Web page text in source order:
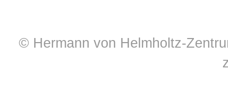
© Hermann von Helmholtz-